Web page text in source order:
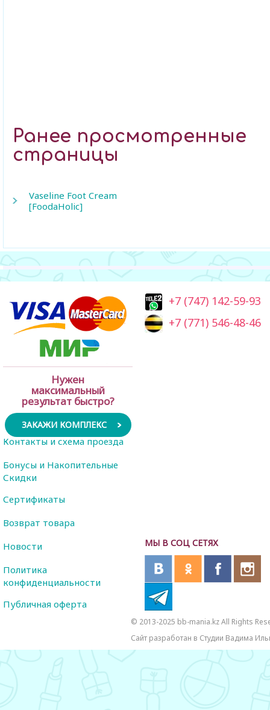
Ранее просмотренные
страницы
Vaseline Foot Cream
[FoodaHolic]
Нужен
максимальный
результат быстро?
ЗАКАЖИ КОМПЛЕКС
+7 (747) 142-59-93
+7 (771) 546-48-46
МЫ В СОЦ СЕТЯХ
Контакты и схема проезда
Бонусы и Накопительные
Скидки
Сертификаты
Возврат товара
Новости
Политика
конфиденциальности
Публичная оферта
© 2013-2025 bb-mania.kz All Rights
Сайт разработан в Студии Вадима